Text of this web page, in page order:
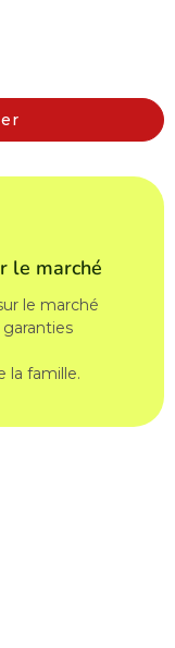
le marché
le marché
la famille.